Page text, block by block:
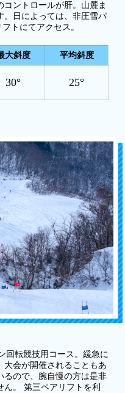
ントロールが肝。山麓ま
。日によっては、非圧雪パ
トにてアクセス。
大斜度 平均斜度
30° 25°
回転競技用コース。緩急に
大会が開催されることもあ
るので、腕自慢の方は是非
ん。 第三ペアリフトを利